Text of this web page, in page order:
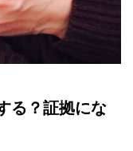
る？証拠にな